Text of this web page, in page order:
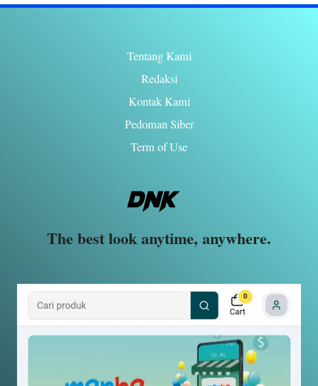
Tentang Kami
Redaksi
Kontak Kami
Pedoman Siber
Term of Use
The best look anytime, anywhere.